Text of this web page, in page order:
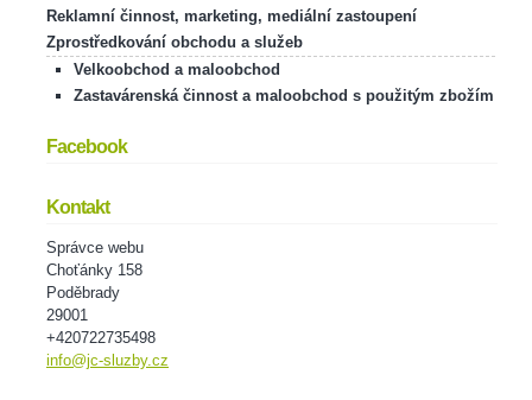
Reklamní činnost, marketing, mediální zastoupení
Zprostředkování obchodu a služeb
Velkoobchod a maloobchod
Zastavárenská činnost a maloobchod s použitým zbožím
Facebook
Kontakt
Správce webu
Choťánky 158
Poděbrady
29001
+420722735498
info@jc-sluzby.cz